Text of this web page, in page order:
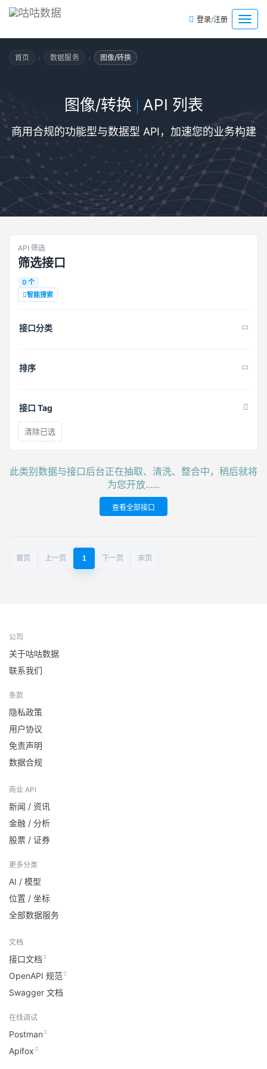
菜
单
登录/注册
首页 › 数据服务 › 图像/转换
图像/转换 | API 列表
商用合规的功能型与数据型 API，加速您的业务构建
API 筛选
筛选接口
0 个
智能搜索
接口分类
排序
接口 Tag
清除已选
此类别数据与接口后台正在抽取、清洗、整合中，稍后就将
为您开放......
查看全部接口
首页 上一页 1 下一页 末页
公司
关于咕咕数据
联系我们
条款
隐私政策
用户协议
免责声明
数据合规
商业 API
新闻 / 资讯
金融 / 分析
股票 / 证券
更多分类
AI / 模型
位置 / 坐标
全部数据服务
文档
接口文档
OpenAPI 规范
Swagger 文档
在线调试
Postman
Apifox